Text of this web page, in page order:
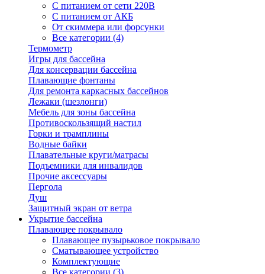
С питанием от сети 220В
С питанием от АКБ
От скиммера или форсунки
Все категории (4)
Термометр
Игры для бассейна
Для консервации бассейна
Плавающие фонтаны
Для ремонта каркасных бассейнов
Лежаки (шезлонги)
Мебель для зоны бассейна
Противоскользящий настил
Горки и трамплины
Водные байки
Плавательные круги/матрасы
Подъемники для инвалидов
Прочие аксессуары
Пергола
Душ
Защитный экран от ветра
Укрытие бассейна
Плавающее покрывало
Плавающее пузырьковое покрывало
Сматывающее устройство
Комплектующие
Все категории (3)